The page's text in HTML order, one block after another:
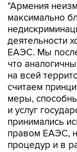
"Армения
максимально
деятельности
ЕАЭС. Мы
что
на всей
считаем
меры,
и услуг
принимались
правом ЕАЭС,
процедур и в